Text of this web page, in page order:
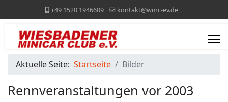
+49 1520 1946609 kontakt@wmc-ev.de
Aktuelle Seite: Startseite Bilder
Rennveranstaltungen vor 2003